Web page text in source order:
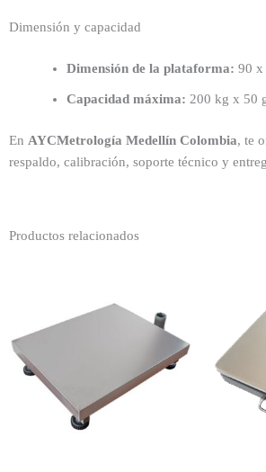
Dimensión y capacidad
Dimensión de la plataforma: 90 x
Capacidad máxima: 200 kg x 50
En AYCMetrología Medellín Colombia, te
respaldo, calibración, soporte técnico y
Productos relacionados